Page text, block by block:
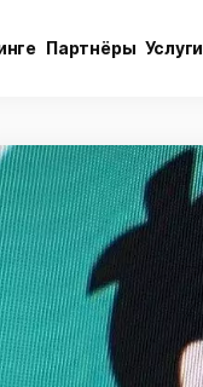
Партнёры Услуги